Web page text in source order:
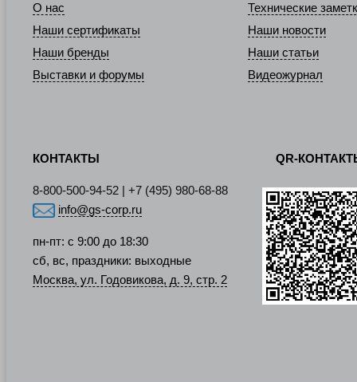
О нас
Наши сертификаты
Наши бренды
Выставки и форумы
Технические
Наши новости
Наши статьи
Видеожурнал
КОНТАКТЫ
8-800-500-94-52 | +7 (495) 980-68-88
info@gs-corp.ru
пн-пт: с 9:00 до 18:30
сб, вс, праздники: выходные
Москва, ул. Годовикова, д. 9, стр. 2
QR-